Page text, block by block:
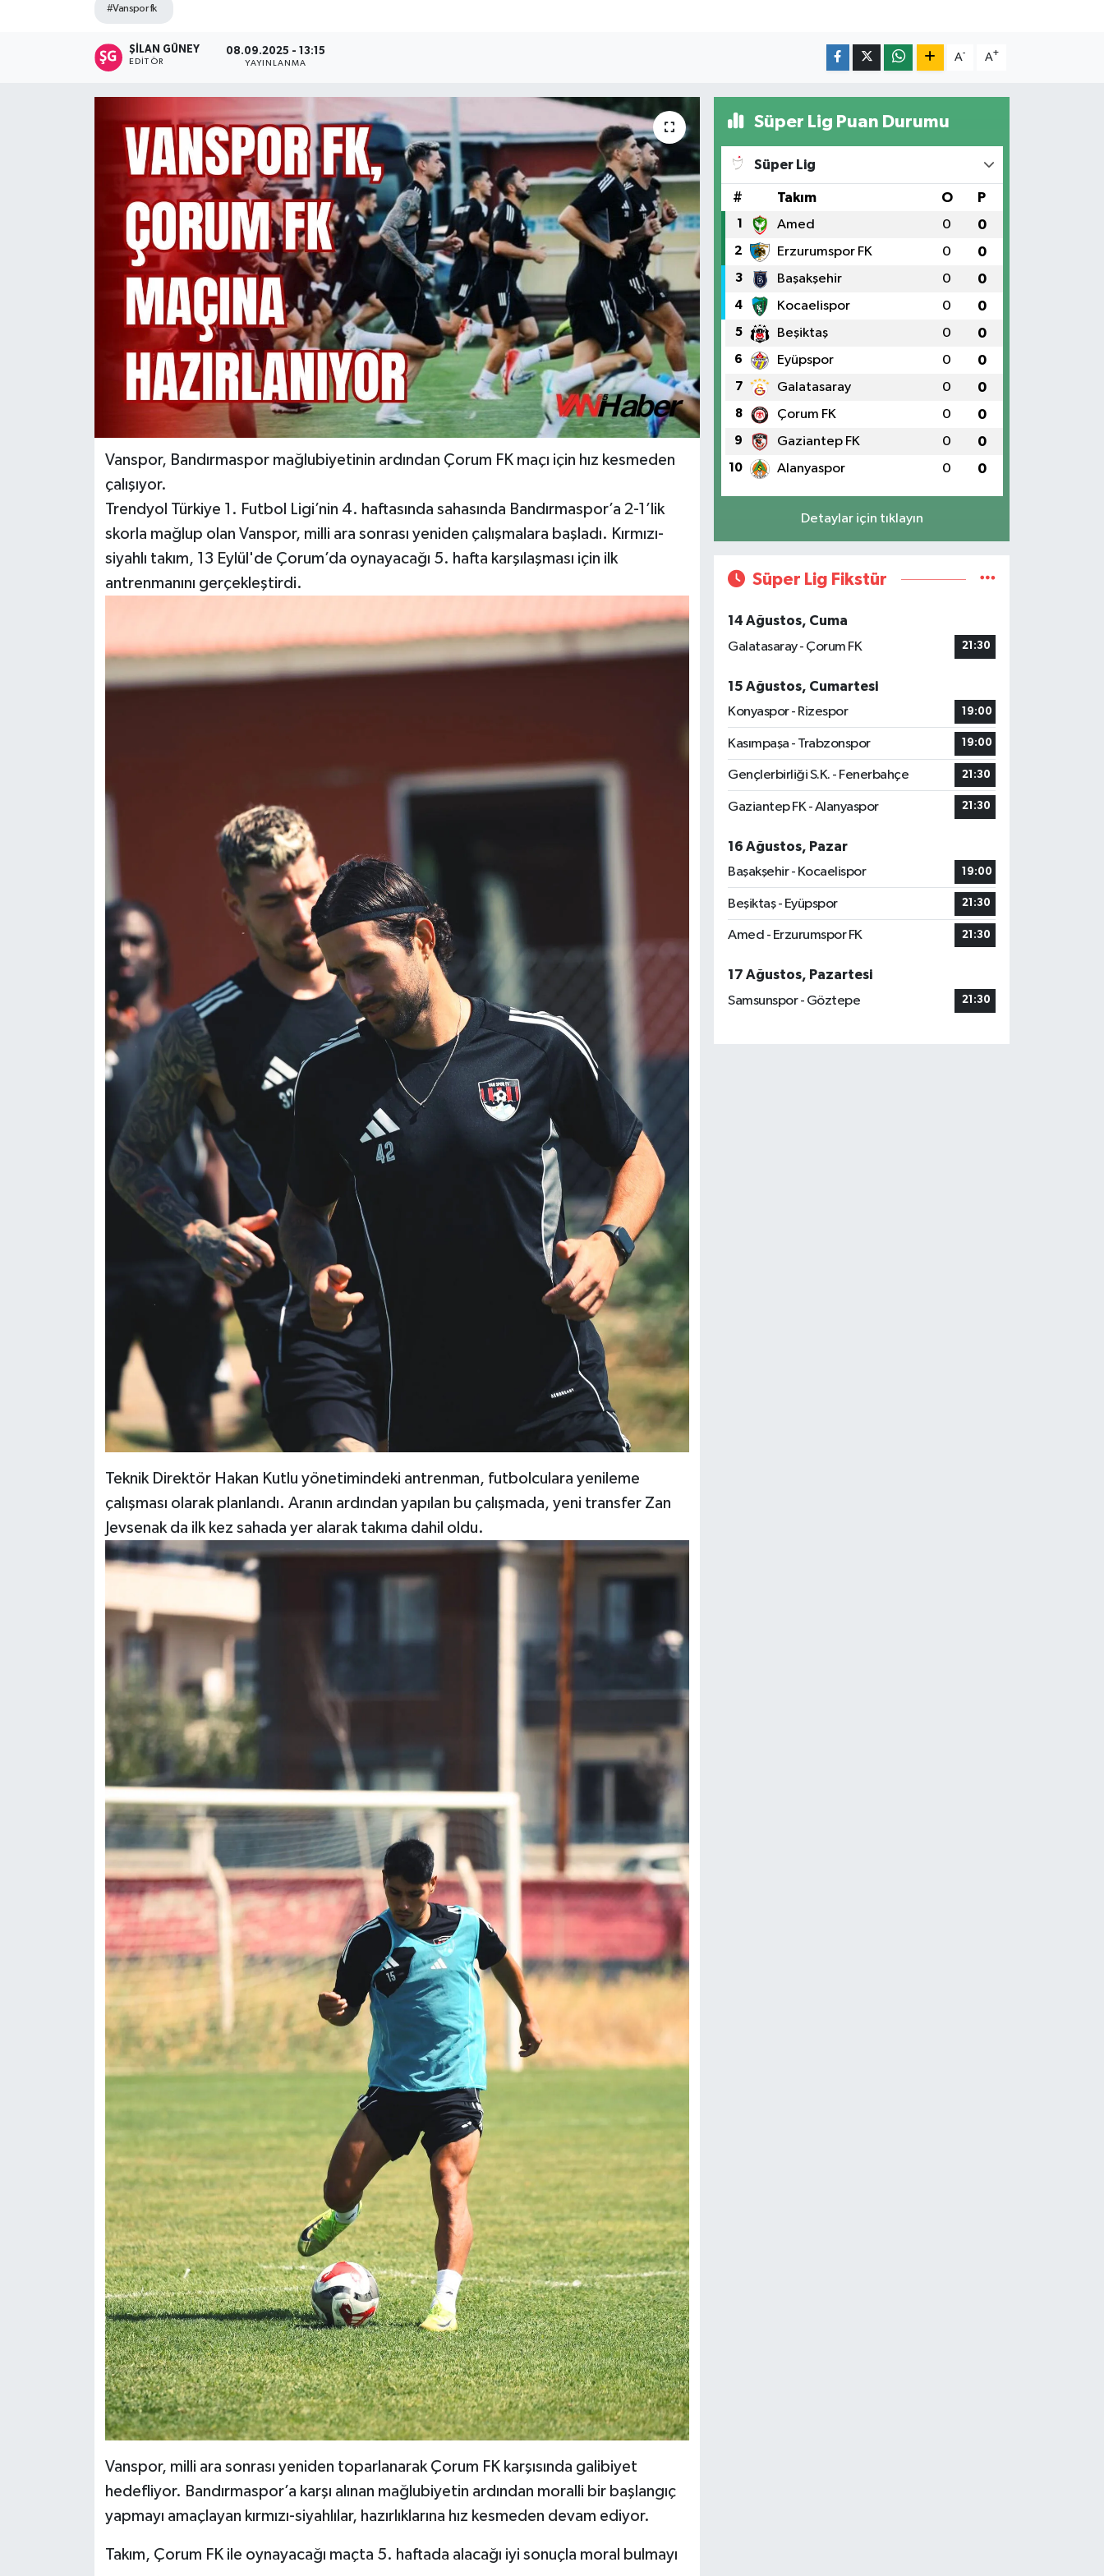
#Vanspor fk
ŞİLAN GÜNEY
EDITÖR
08.09.2025 - 13:15
YAYINLANMA
A- A+
Vanspor, Bandırmaspor mağlubiyetinin ardından Çorum FK maçı için hız kesmeden
çalışıyor.
Trendyol Türkiye 1. Futbol Ligi’nin 4. haftasında sahasında Bandırmaspor’a 2-1’lik
skorla mağlup olan Vanspor, milli ara sonrası yeniden çalışmalara başladı. Kırmızı-
siyahlı takım, 13 Eylül'de Çorum’da oynayacağı 5. hafta karşılaşması için ilk
antrenmanını gerçekleştirdi.
Teknik Direktör Hakan Kutlu yönetimindeki antrenman, futbolculara yenileme
çalışması olarak planlandı. Aranın ardından yapılan bu çalışmada, yeni transfer Zan
Jevsenak da ilk kez sahada yer alarak takıma dahil oldu.
Vanspor, milli ara sonrası yeniden toparlanarak Çorum FK karşısında galibiyet
hedefliyor. Bandırmaspor’a karşı alınan mağlubiyetin ardından moralli bir başlangıç
yapmayı amaçlayan kırmızı-siyahlılar, hazırlıklarına hız kesmeden devam ediyor.
Takım, Çorum FK ile oynayacağı maçta 5. haftada alacağı iyi sonuçla moral bulmayı
Süper Lig Puan Durumu
Süper Lig
# Takım O P
1 Amed 0 0
2 Erzurumspor FK 0 0
3 Başakşehir 0 0
4 Kocaelispor 0 0
5 Beşiktaş 0 0
6 Eyüpspor 0 0
7 Galatasaray 0 0
8 Çorum FK 0 0
9 Gaziantep FK 0 0
10 Alanyaspor 0 0
Detaylar için tıklayın
Süper Lig Fikstür
14 Ağustos, Cuma
Galatasaray - Çorum FK
21:30
15 Ağustos, Cumartesi
Konyaspor - Rizespor
19:00
Kasımpaşa - Trabzonspor 19:00
Gençlerbirliği S.K. - Fenerbahçe 21:30
Gaziantep FK - Alanyaspor 21:30
16 Ağustos, Pazar
Başakşehir - Kocaelispor
19:00
Beşiktaş - Eyüpspor 21:30
Amed - Erzurumspor FK 21:30
17 Ağustos, Pazartesi
Samsunspor - Göztepe
21:30